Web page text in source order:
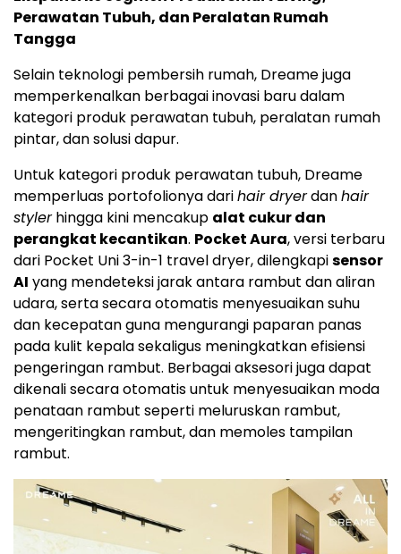
Perawatan Tubuh, dan Peralatan Rumah
Tangga
Selain teknologi pembersih rumah, Dreame juga
memperkenalkan berbagai inovasi baru dalam
kategori produk perawatan tubuh, peralatan rumah
pintar, dan solusi dapur.
Untuk kategori produk perawatan tubuh, Dreame
memperluas portofolionya darihair dryerdanhair
stylerhingga kini mencakup alat cukur dan
perangkat kecantikan. Pocket Aura, versi terbaru
dari Pocket Uni 3-in-1 travel dryer, dilengkapisensor
AI yang mendeteksi jarak antara rambut dan aliran
udara, serta secara otomatis menyesuaikan suhu
dan kecepatan guna mengurangi paparan panas
pada kulit kepala sekaligus meningkatkan efisiensi
pengeringan rambut. Berbagai aksesori juga dapat
dikenali secara otomatis untuk menyesuaikan moda
penataan rambut seperti meluruskan rambut,
mengeritingkan rambut, dan memoles tampilan
rambut.